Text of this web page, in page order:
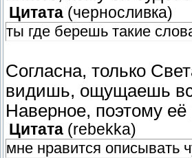
Цитата (черносливка)
ты где берешь такие
Согласна, только
видишь, ощущаешь
Наверное, поэтому
Цитата (rebekka)
мне нравится описывать